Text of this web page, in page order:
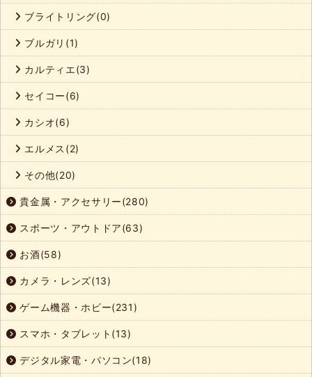
ブライトリング(0)
ブルガリ(1)
カルティエ(3)
セイコー(6)
カシオ(6)
エルメス(2)
その他(20)
貴金属・アクセサリー(280)
スポーツ・アウトドア(63)
お酒(58)
カメラ・レンズ(13)
ゲーム機器・ホビー(231)
スマホ・タブレット(13)
デジタル家電・パソコン(18)